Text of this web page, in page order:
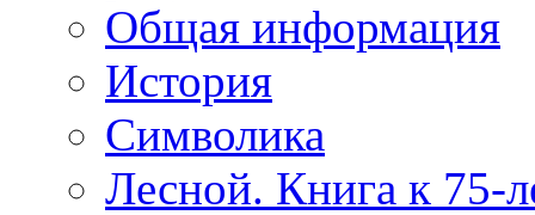
Общая информация
История
Символика
Лесной. Книга к 75-